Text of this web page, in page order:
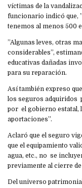
víctimas de la
funcionario indicó que,
tenemos al menos 500
”Algunas leves, otras
considerables”,
educativas dañadas
para su reparación.
Así también expreso
los seguros adquiridos
por el gobierno estatal,
aportaciones”.
Aclaró que el seguro
que el equipamiento
agua, etc., no se
previamente al cierre
Del universo patrimonial